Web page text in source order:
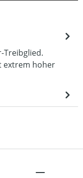
Treibglied.
extrem hoher